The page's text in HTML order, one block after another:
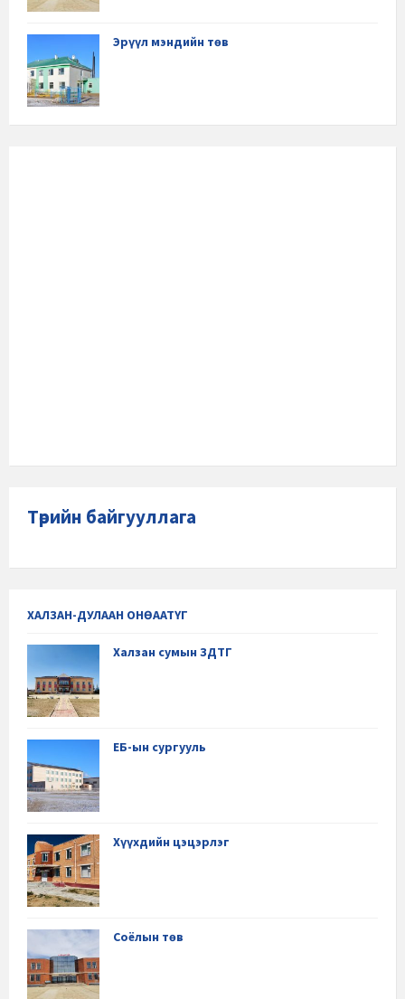
Эрүүл мэндийн төв
Төрийн байгууллага
ХАЛЗАН-ДУЛААН ОНӨААТҮГ
Халзан сумын ЗДТГ
ЕБ-ын сургууль
Хүүхдийн цэцэрлэг
Соёлын төв